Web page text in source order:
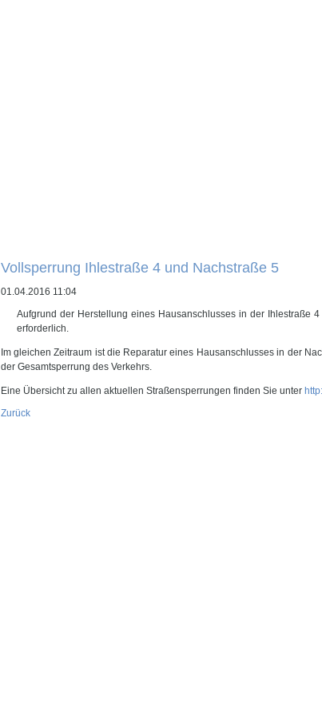
Vollsperrung Ihlestraße 4 und Nachstraße 5
01.04.2016 11:04
Aufgrund der Herstellung eines Hausanschlusses in der Ihlestraße
erforderlich.
Im gleichen Zeitraum ist die Reparatur eines Hausanschlusses in der
der Gesamtsperrung des Verkehrs.
Eine Übersicht zu allen aktuellen Straßensperrungen finden Sie unter
Zurück